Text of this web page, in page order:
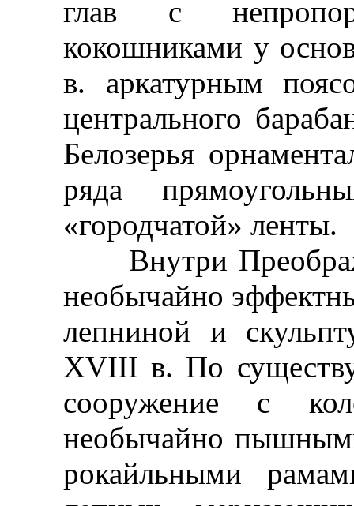
глав с
кокошниками у
в. аркатурным
центрального
Белозерья
ряда
«городчатой» ленты.
Внутри
необычайно
лепниной и
XVIII в. По
сооружение с
необычайно
рокайльными